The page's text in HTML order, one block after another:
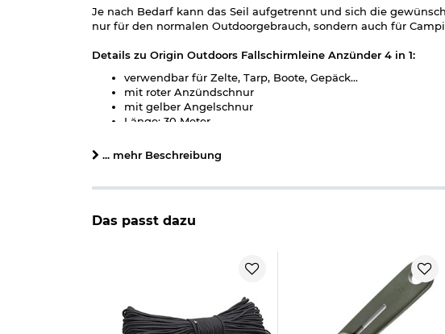
Je nach Bedarf kann das Seil aufgetrennt und sich die
nur für den normalen Outdoorgebrauch, sondern auch für
Details zu Origin Outdoors Fallschirmleine Anzünder 4 in 1:
verwendbar für Zelte, Tarp, Boote, Gepäck...
mit roter Anzündschnur
mit gelber Angelschnur
Länge: 30 Meter
Gewicht: 247 g
Material außen: Nylon 550 LBS
Farbe: oliv
... mehr Beschreibung
Das passt dazu